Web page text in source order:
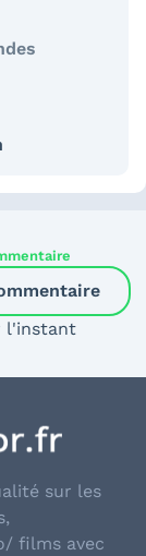
l'instant
sur les
films avec